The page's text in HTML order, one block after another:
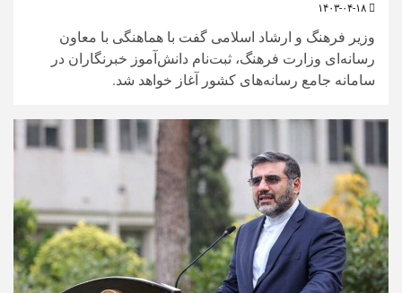
وزیر فرهنگ و ارشاد اسلامی گفت با هماهنگی با معاون
رسانه‌ای وزارت فرهنگ، ثبت‌نام دانش‌آموز خبرنگاران در
سامانه جامع رسانه‌‌های کشور آغاز خواهد شد.